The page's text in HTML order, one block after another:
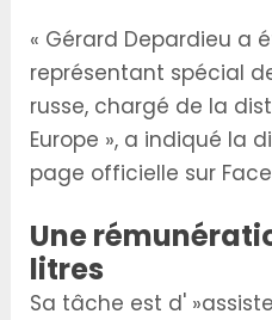
« Gérard Depardieu a
représentant spécial
russe, chargé de la
Europe », a indiqué la
page officielle sur
Une
litres
Sa tâche est d'